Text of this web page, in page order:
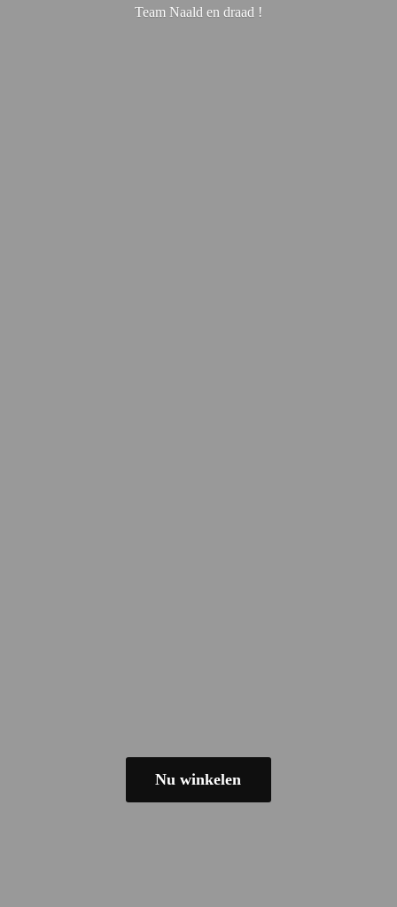
Team Naald en draad !
Nu winkelen